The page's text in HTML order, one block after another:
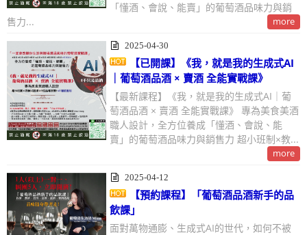
「懂酒、會說、能賣」的葡萄酒品味力與銷
售力...
more
2025-04-30
【已開課】《我，就是我的生成式AI
｜葡萄酒品酒 × 賣酒 全能實戰課》
【最新課程】《我，就是我的生成式AI｜葡
萄酒品酒 × 賣酒 全能實戰課》 專為美食美酒
職人設計，全方位養成「懂酒、會說、能
賣」的葡萄酒品味力與銷售力 超小班制×教...
more
2025-04-12
【預約課程】「葡萄酒品酒新手的品
飲課」
面對萬物通膨、生成式AI的世代，如何不被